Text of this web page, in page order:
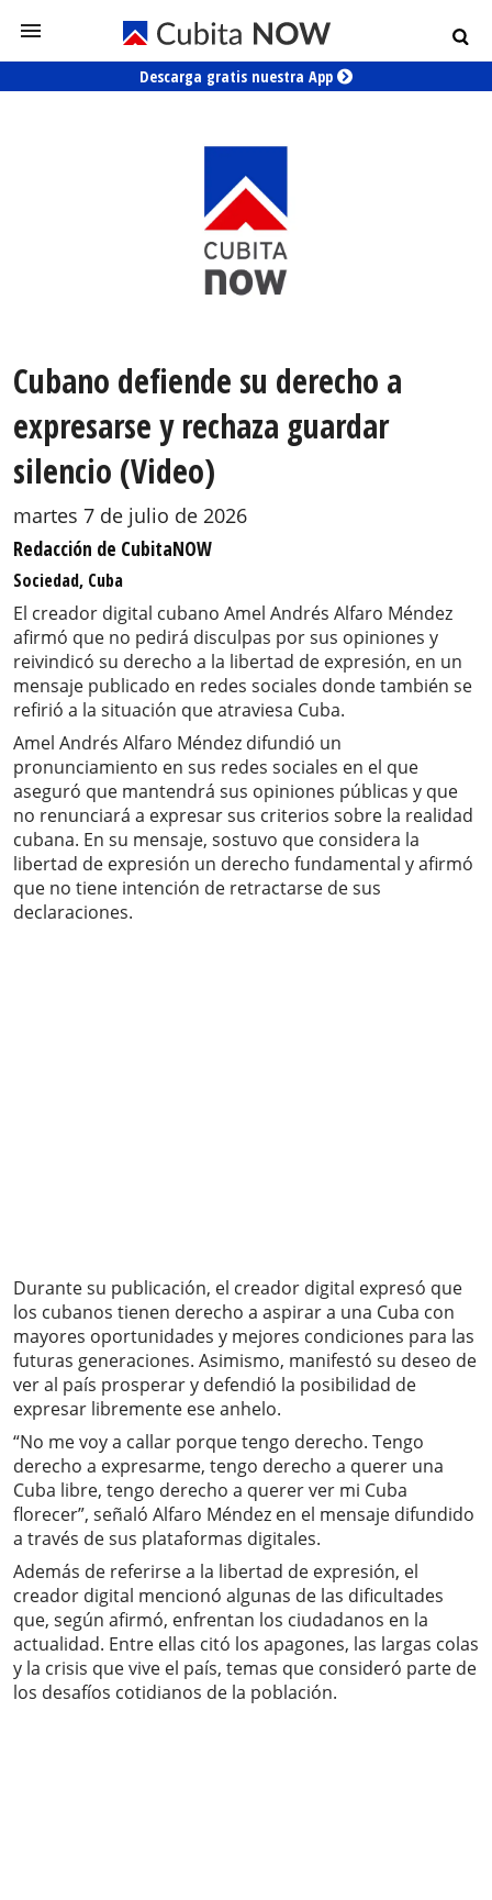
Descarga gratis nuestra App
Cubano defiende su derecho a
expresarse y rechaza guardar
silencio (Video)
martes 7 de julio de 2026
Redacción de CubitaNOW
Sociedad, Cuba
El creador digital cubano Amel Andrés Alfaro Méndez
afirmó que no pedirá disculpas por sus opiniones y
reivindicó su derecho a la libertad de expresión, en un
mensaje publicado en redes sociales donde también se
refirió a la situación que atraviesa Cuba.
Amel Andrés Alfaro Méndez difundió un
pronunciamiento en sus redes sociales en el que
aseguró que mantendrá sus opiniones públicas y que
no renunciará a expresar sus criterios sobre la realidad
cubana. En su mensaje, sostuvo que considera la
libertad de expresión un derecho fundamental y afirmó
que no tiene intención de retractarse de sus
declaraciones.
Durante su publicación, el creador digital expresó que
los cubanos tienen derecho a aspirar a una Cuba con
mayores oportunidades y mejores condiciones para las
futuras generaciones. Asimismo, manifestó su deseo de
ver al país prosperar y defendió la posibilidad de
expresar libremente ese anhelo.
“No me voy a callar porque tengo derecho. Tengo
derecho a expresarme, tengo derecho a querer una
Cuba libre, tengo derecho a querer ver mi Cuba
florecer”, señaló Alfaro Méndez en el mensaje difundido
a través de sus plataformas digitales.
Además de referirse a la libertad de expresión, el
creador digital mencionó algunas de las dificultades
que, según afirmó, enfrentan los ciudadanos en la
actualidad. Entre ellas citó los apagones, las largas colas
y la crisis que vive el país, temas que consideró parte de
los desafíos cotidianos de la población.